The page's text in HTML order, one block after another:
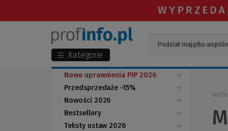
Kategorie
Nowe uprawnienia PIP 2026
Przedsprzedaże -15%
Nowości 2026
Bestsellery
Teksty ustaw 2026